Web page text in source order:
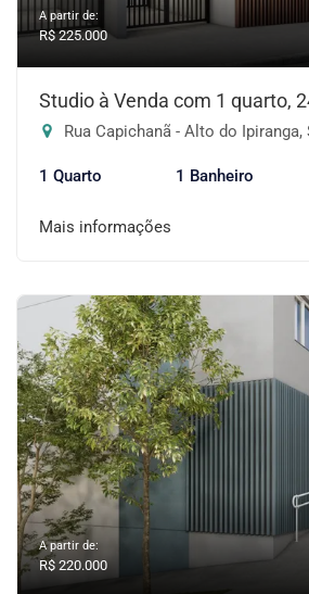
A partir de:
R$ 225.000
Studio à Venda com 1 quarto,
Rua Capichanã - Alto do Ipiranga,
1 Quarto 1 Banheiro
Mais informações
A partir de:
R$ 220.000